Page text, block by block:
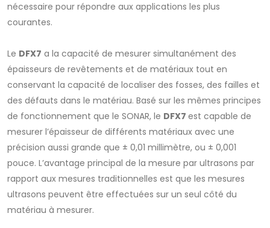
nécessaire pour répondre aux applications les plus
courantes.
Le DFX7 a la capacité de mesurer simultanément des
épaisseurs de revêtements et de matériaux tout en
conservant la capacité de localiser des fosses, des failles et
des défauts dans le matériau. Basé sur les mêmes principes
de fonctionnement que le SONAR, le DFX7 est capable de
mesurer l’épaisseur de différents matériaux avec une
précision aussi grande que ± 0,01 millimètre, ou ± 0,001
pouce. L’avantage principal de la mesure par ultrasons par
rapport aux mesures traditionnelles est que les mesures
ultrasons peuvent être effectuées sur un seul côté du
matériau à mesurer.